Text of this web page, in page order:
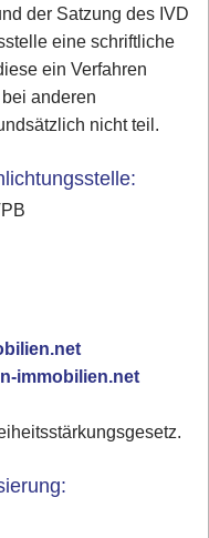
der Satzung des IVD
eine schriftliche
ein Verfahren
anderen
nicht teil.
immobilien.net